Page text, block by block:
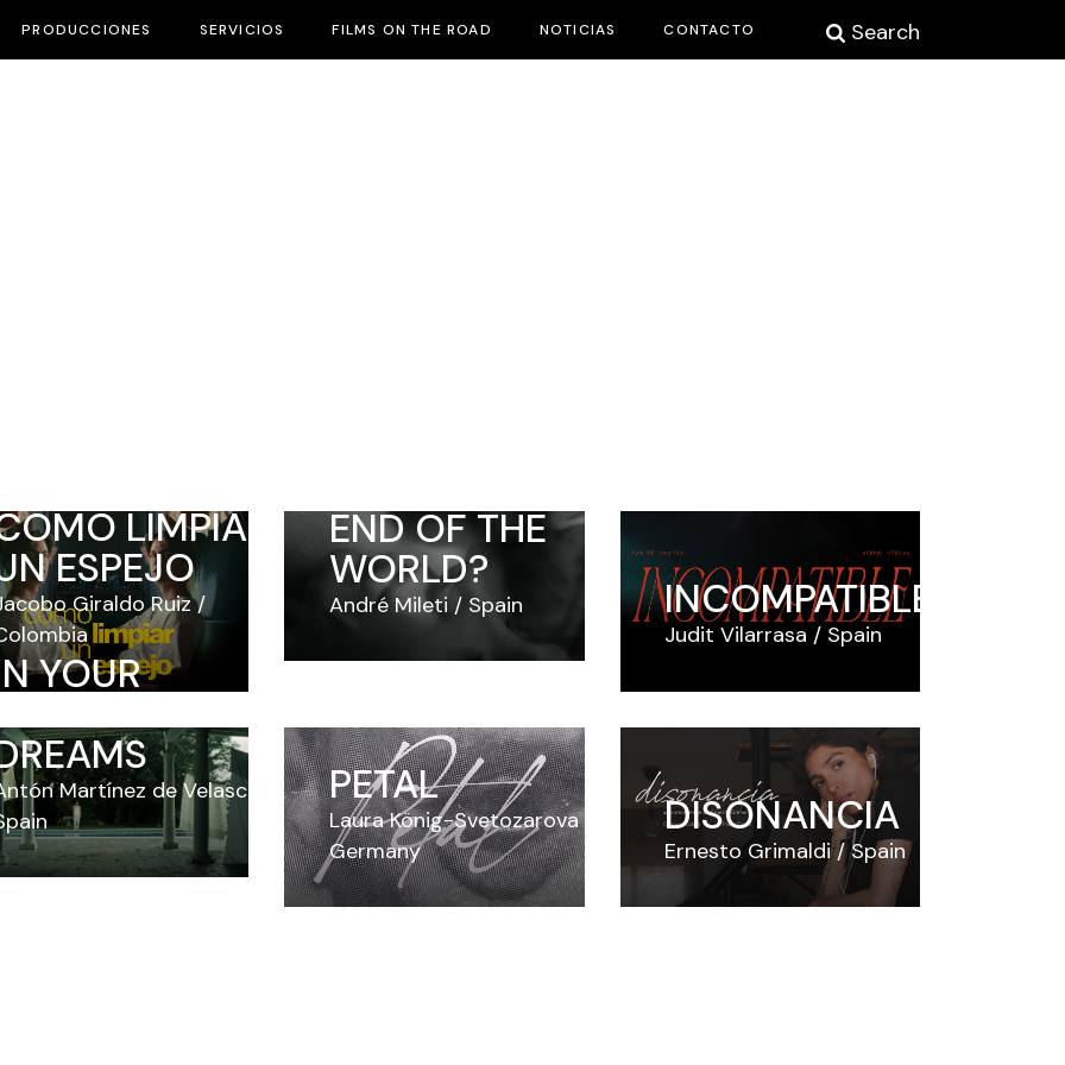
PRODUCCIONES SERVICIOS FILMS ON THE ROAD NOTICIAS CONTACTO Search
LIMPIAR
ESPEJO
Giraldo Ruiz
END OF THE
WORLD?
André Mileti Spain INCOMPATIBLE
Judit Vilarrasa Spain
YOUR
Martínez de Velasco
PETAL
Laura König-Svetozarova
Germany
DISONANCIA
Ernesto Grimaldi Spain